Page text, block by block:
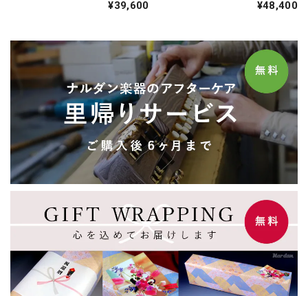
¥39,600
¥48,400